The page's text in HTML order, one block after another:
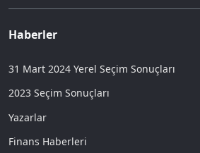
Haberler
31 Mart 2024 Yerel Seçim Sonuçları
2023 Seçim Sonuçları
Yazarlar
Finans Haberleri